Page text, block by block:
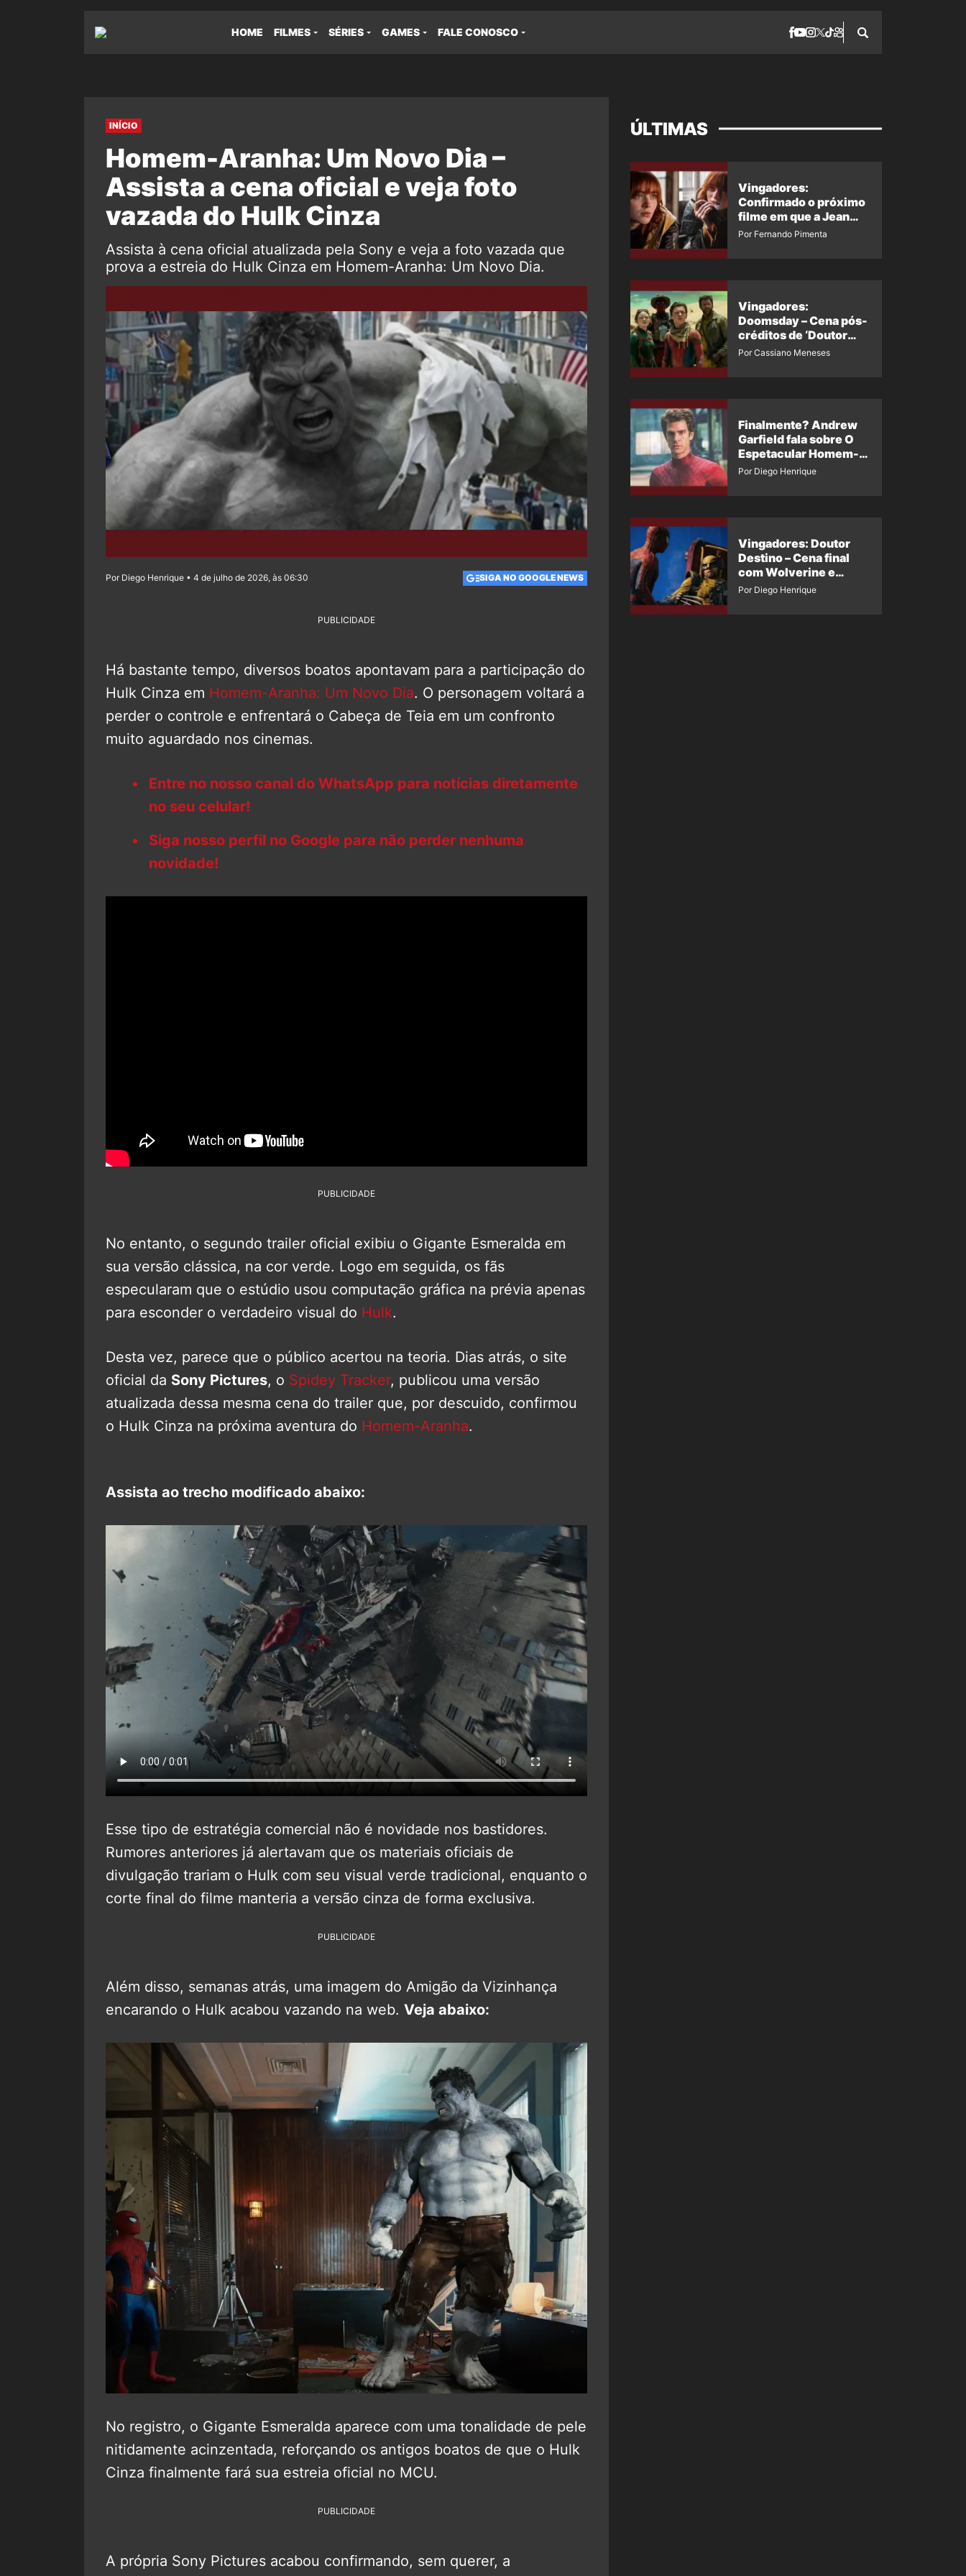
HOME FILMES SÉRIES GAMES FALE CONOSCO
INÍCIO
Homem-Aranha: Um Novo Dia –
Assista a cena oficial e veja foto
vazada do Hulk Cinza
Assista à cena oficial atualizada pela Sony e veja a foto vazada que
prova a estreia do Hulk Cinza em Homem-Aranha: Um Novo Dia.
Por Diego Henrique • 4 de julho de 2026, às 06:30 SIGA NO GOOGLE NEWS
PUBLICIDADE
Há bastante tempo, diversos boatos apontavam para a participação do
Hulk Cinza em Homem-Aranha: Um Novo Dia. O personagem voltará a
perder o controle e enfrentará o Cabeça de Teia em um confronto
muito aguardado nos cinemas.
Entre no nosso canal do WhatsApp para notícias diretamente
no seu celular!
Siga nosso perfil no Google para não perder nenhuma
novidade!
PUBLICIDADE
No entanto, o segundo trailer oficial exibiu o Gigante Esmeralda em
sua versão clássica, na cor verde. Logo em seguida, os fãs
especularam que o estúdio usou computação gráfica na prévia apenas
para esconder o verdadeiro visual do Hulk.
Desta vez, parece que o público acertou na teoria. Dias atrás, o site
oficial da Sony Pictures, o Spidey Tracker, publicou uma versão
atualizada dessa mesma cena do trailer que, por descuido, confirmou
o Hulk Cinza na próxima aventura do Homem-Aranha.
Assista ao trecho modificado abaixo:
Esse tipo de estratégia comercial não é novidade nos bastidores.
Rumores anteriores já alertavam que os materiais oficiais de
divulgação trariam o Hulk com seu visual verde tradicional, enquanto o
corte final do filme manteria a versão cinza de forma exclusiva.
PUBLICIDADE
Além disso, semanas atrás, uma imagem do Amigão da Vizinhança
encarando o Hulk acabou vazando na web. Veja abaixo:
No registro, o Gigante Esmeralda aparece com uma tonalidade de pele
nitidamente acinzentada, reforçando os antigos boatos de que o Hulk
Cinza finalmente fará sua estreia oficial no MCU.
PUBLICIDADE
A própria Sony Pictures acabou confirmando, sem querer, a
ÚLTIMAS
Vingadores:
Confirmado o próximo
filme em que a Jean
Grey irá aparecer
Por Fernando Pimenta
Vingadores:
Doomsday – Cena pós-
créditos de ‘Doutor
Destino’ é revelada
Por Cassiano Meneses
Finalmente? Andrew
Garfield fala sobre O
Espetacular Homem-
Aranha 3
Por Diego Henrique
Vingadores: Doutor
Destino – Cena final
com Wolverine e
Homem-Aranha de
Por Diego Henrique